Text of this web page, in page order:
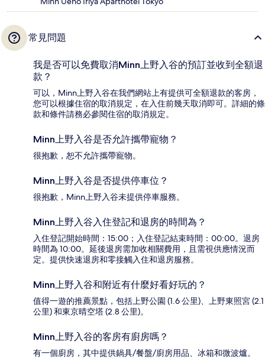
常見問題
我是否可以免費取消Minn上野入谷的預訂並收到全額退
款？
可以，Minn上野入谷在我們網站上有提供可全額退款的客房，
您可以根據住宿的取消規定，在入住前幾天取消即可。詳細的條
款和條件請務必參閱住宿的取消規定。
Minn上野入谷是否允許攜帶寵物？
很抱歉，恕不允許攜帶寵物。
Minn上野入谷是否提供停車位？
很抱歉，Minn上野入谷未提供停車服務。
Minn上野入谷入住登記和退房的時間為？
入住登記開始時間：15:00；入住登記結束時間：00:00。退房
時間為 10:00。延後退房需加收相關費用，且需視供應情況而
定。提供快速退房和零接觸入住和退房服務。
Minn上野入谷和附近有什麼好看好玩的？
值得一遊的推薦景點，包括上野公園 (1.6 公里)、上野東照宮 (2.1
公里) 和東京晴空塔 (2.8 公里)。
Minn上野入谷的客房有廚房嗎？
有一個廚房，其中提供鍋具/餐盤/廚房用品、冰箱和微波爐。